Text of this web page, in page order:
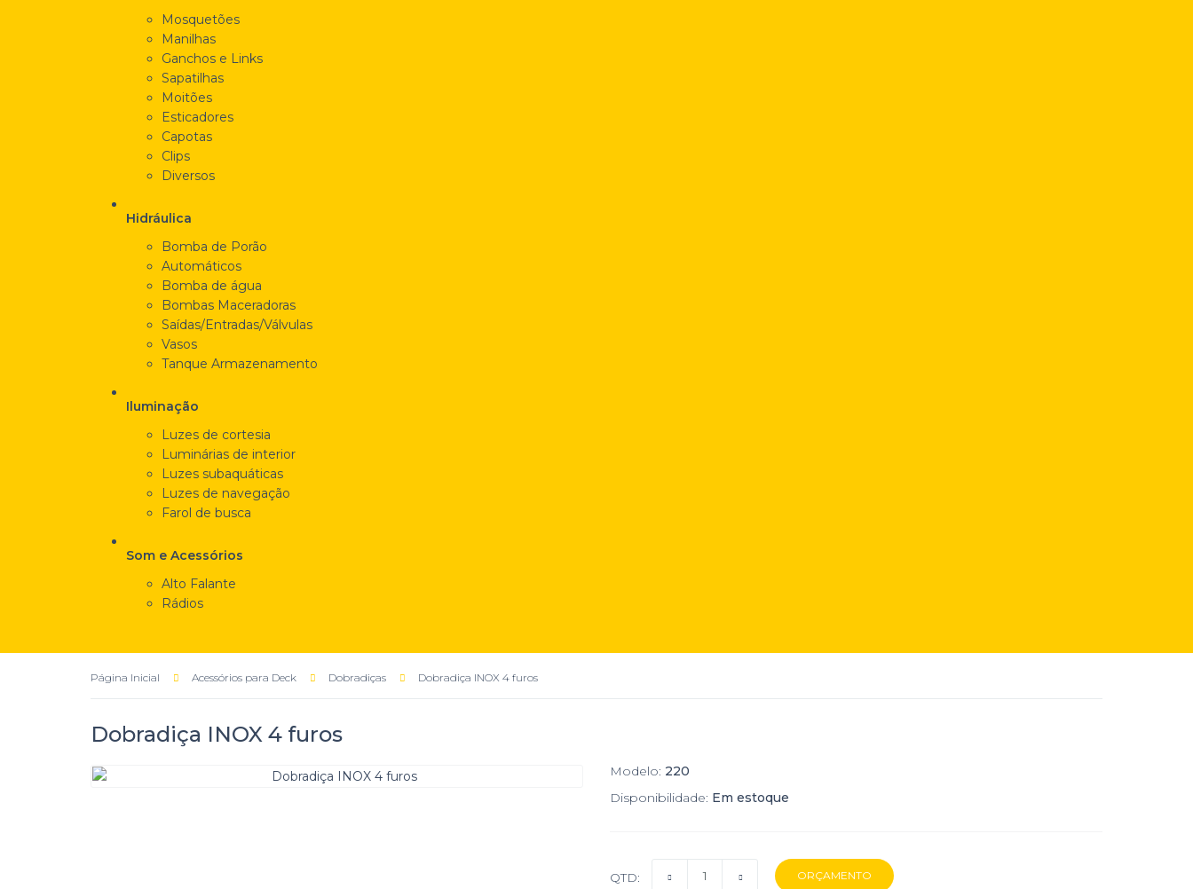
Mosquetões
Manilhas
Ganchos e Links
Sapatilhas
Moitões
Esticadores
Capotas
Clips
Diversos
Hidráulica
Bomba de Porão
Automáticos
Bomba de água
Bombas Maceradoras
Saídas/Entradas/Válvulas
Vasos
Tanque Armazenamento
Iluminação
Luzes de cortesia
Luminárias de interior
Luzes subaquáticas
Luzes de navegação
Farol de busca
Som e Acessórios
Alto Falante
Rádios
Página Inicial Acessórios para Deck Dobradiças Dobradiça INOX 4 furos
Dobradiça INOX 4 furos
Modelo: 220
Disponibilidade: Em estoque
QTD: